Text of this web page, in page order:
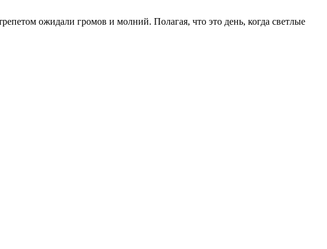
ожидали громов и молний. Полагая, что это день, когда светлые